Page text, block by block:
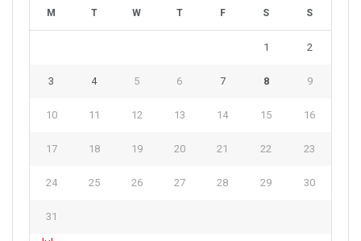
M T W T F S S
1 2
3 4 5 6 7 8 9
10 11 12 13 14 15 16
17 18 19 20 21 22 23
24 25 26 27 28 29 30
31